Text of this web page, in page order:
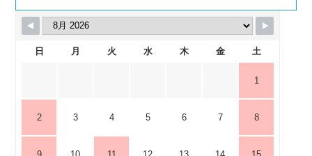
日 月 火 水 木 金 土
1
2 3 4 5 6 7 8